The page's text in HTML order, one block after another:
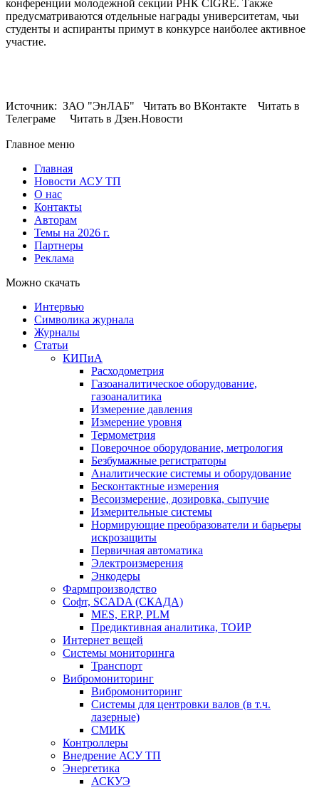
конференции молодежной секции РНК CIGRE. Также
предусматриваются отдельные награды университетам, чьи
студенты и аспиранты примут в конкурсе наиболее активное
участие.
Источник: ЗАО "ЭнЛАБ" Читать во ВКонтакте Читать в
Телеграме Читать в Дзен.Новости
Главное меню
Главная
Новости АСУ ТП
О нас
Контакты
Авторам
Темы на 2026 г.
Партнеры
Реклама
Можно скачать
Интервью
Символика журнала
Журналы
Статьи
КИПиА
Расходометрия
Газоаналитическое оборудование,
газоаналитика
Измерение давления
Измерение уровня
Термометрия
Поверочное оборудование, метрология
Безбумажные регистраторы
Аналитические системы и оборудование
Бесконтактные измерения
Весоизмерение, дозировка, сыпучие
Измерительные системы
Нормирующие преобразователи и барьеры
искрозащиты
Первичная автоматика
Электроизмерения
Энкодеры
Фармпроизводство
Софт, SCADA (СКАДА)
MES, ERP, PLM
Предиктивная аналитика, ТОИР
Интернет вещей
Системы мониторинга
Транспорт
Вибромониторинг
Вибромониторинг
Системы для центровки валов (в т.ч.
лазерные)
СМИК
Контроллеры
Внедрение АСУ ТП
Энергетика
АСКУЭ